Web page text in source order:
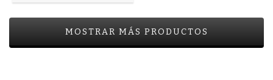
MOSTRAR MÁS PRODUCTOS